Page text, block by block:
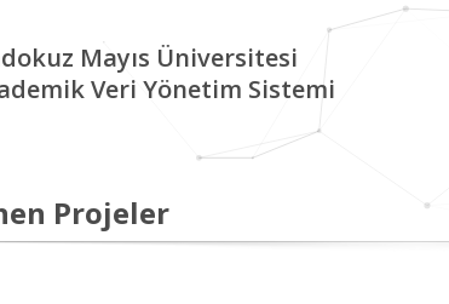
Mayıs Üniversitesi
Veri Yönetim Sistemi
Projeler